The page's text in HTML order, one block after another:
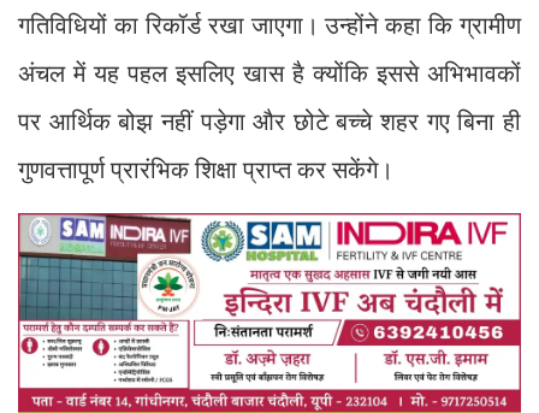
गतिविधियों का रिकॉर्ड रखा जाएगा। उन्होंने कहा कि ग्रामीण
अंचल में यह पहल इसलिए खास है क्योंकि इससे अभिभावकों
पर आर्थिक बोझ नहीं पड़ेगा और छोटे बच्चे शहर गए बिना ही
गुणवत्तापूर्ण प्रारंभिक शिक्षा प्राप्त कर सकेंगे।